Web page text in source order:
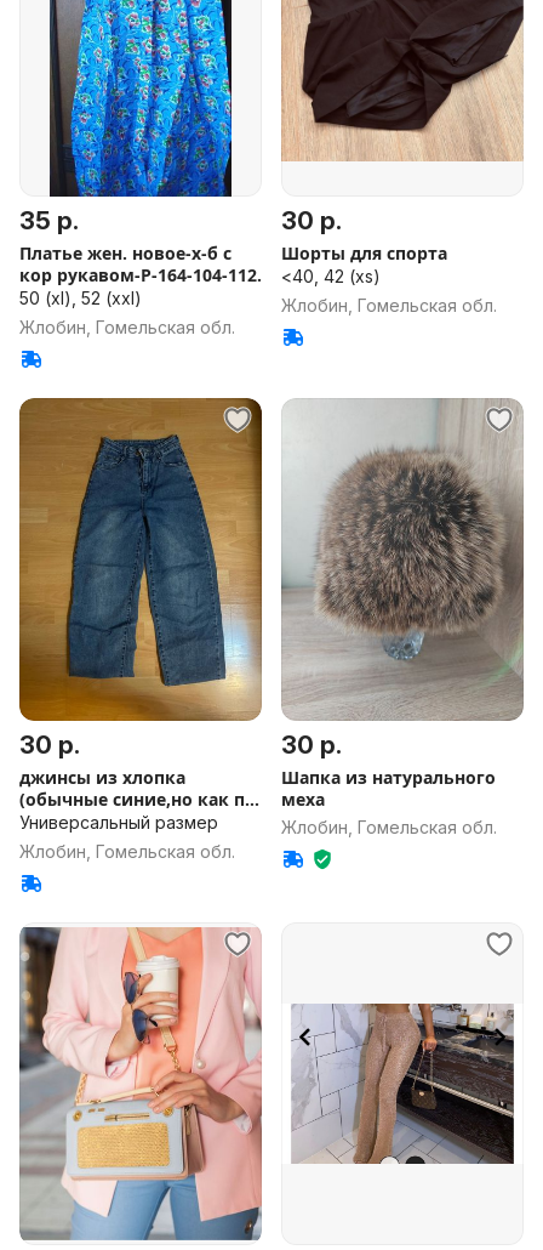
35 р.
Платье жен. новое-х-б с
кор рукавом-Р-164-104-112.
50 (xl), 52 (xxl)
Жлобин, Гомельская обл.
30 р.
Шорты для спорта
<40, 42 (xs)
Жлобин, Гомельская обл.
30 р.
джинсы из хлопка
(обычные синие,но как по
мне - )
Универсальный размер
Жлобин, Гомельская обл.
30 р.
Шапка из натурального
меха
Жлобин, Гомельская обл.